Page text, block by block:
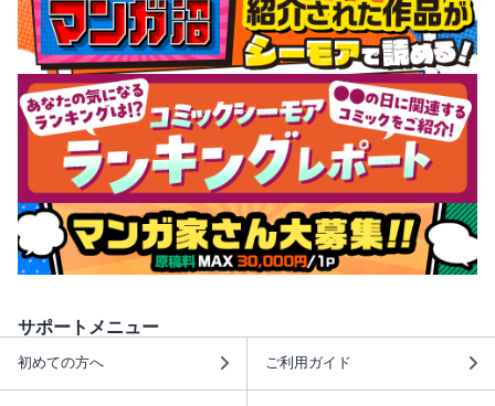
サポートメニュー
初めての方へ ご利用ガイド